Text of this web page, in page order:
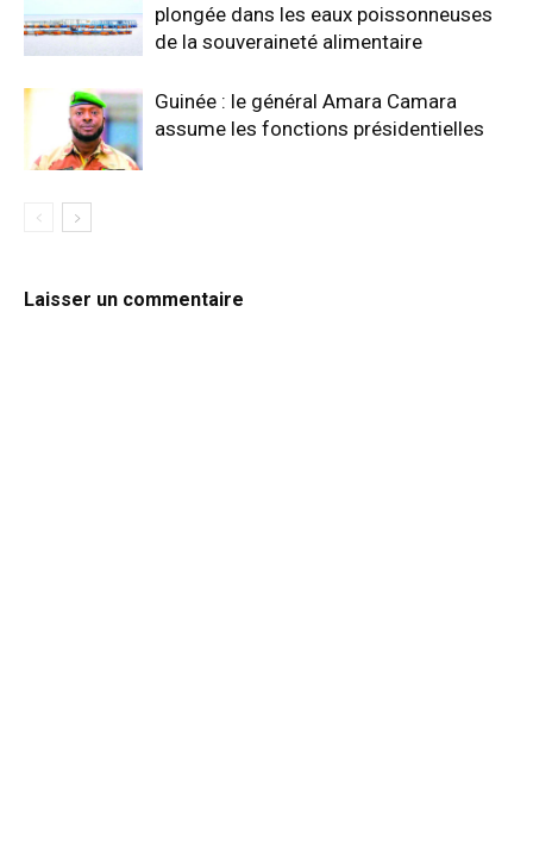
plongée dans les eaux poissonneuses
de la souveraineté alimentaire
Guinée : le général Amara Camara
assume les fonctions présidentielles
Laisser un commentaire